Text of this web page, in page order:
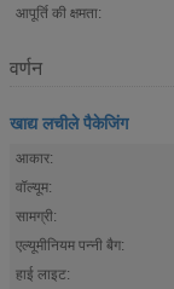
आपूर्ति की क्षमता:
वर्णन
खाद्य लचीले पैकेजिंग
आकार:
वॉल्यूम:
सामग्री:
एल्यूमीनियम पन्नी बैग:
हाई लाइट: